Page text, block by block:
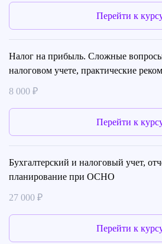
Перейти к
Налог на прибыль. Сложные вопросы
налоговом учете, практические
8 000 ₽
Перейти к
Бухгалтерский и налоговый учет,
планирование при ОСНО
27 000 ₽
Перейти к